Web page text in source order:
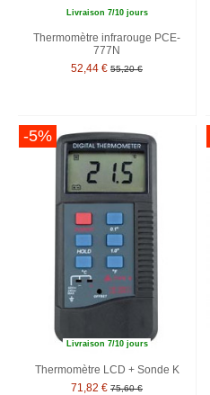
Livraison 7/10 jours
Thermomètre infrarouge PCE-
777N
52,44 € 55,20 €
-5%
Livraison 7/10 jours
Thermomètre LCD + Sonde K
71,82 € 75,60 €